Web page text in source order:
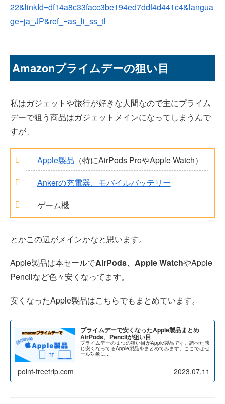
22&linkId=df14a8c33facc3be194ed7ddf4d441c4&langua
ge=ja_JP&ref_=as_li_ss_tl
Amazonプライムデーの狙い目
私はガジェットや旅行が好きな人間なので主にプライム
デーで狙う商品はガジェットメインになってしまうんで
すが、
Apple製品 （特にAirPods ProやApple Watch）
Ankerの充電器、モバイルバッテリー
ゲーム機
とかこの辺がメインかなと思います。
Apple製品は本セールでAirPods、Apple WatchやApple
Pencilなど色々安くなってます。
安くなったApple製品はこちらでもまとめています。
プライムデーで安くなったApple製品まとめ
AirPods、Pencilが狙い目
プライムデーの１つの狙い目がApple製品です。調べた感
じ安くなってるApple製品をまとめてみます。ここではセ
ール対象に...
point-freetrip.com 2023.07.11